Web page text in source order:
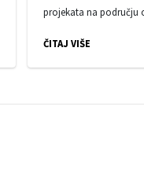
projekata na području
ČITAJ VIŠE